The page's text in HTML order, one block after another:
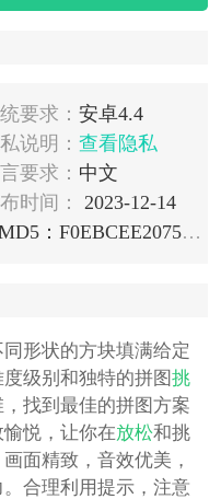
要求： 安卓4.4
说明： 查看隐私
要求： 中文
时间：
2023-12-14
MD5：F0EBCEE20752D24160CA5D26068CEF16
形状的方块填满给定
级别和独特的拼图挑
找到最佳的拼图方案
悦，让你在放松和挑
面精致，音效优美，
合理利用提示，注意